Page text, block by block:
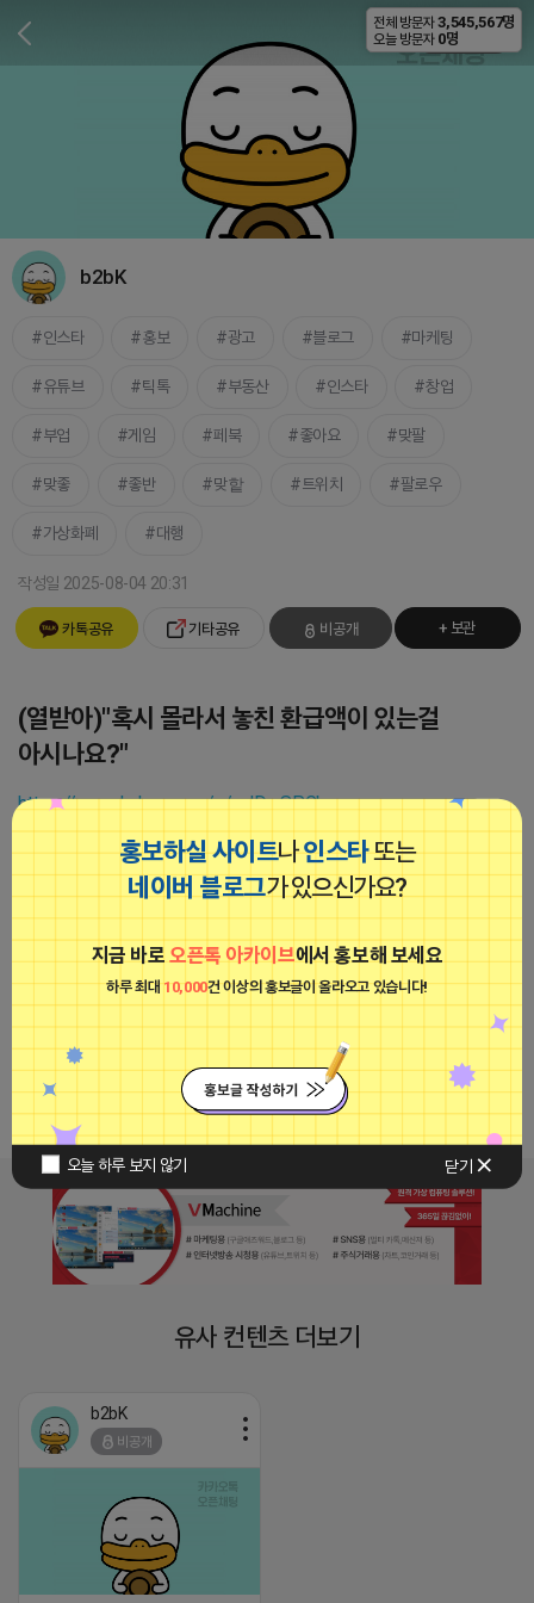
홍보하실 사이트나인스타또는
네이버 블로그가 있으신가요?
지금 바로오픈톡 아카이브에서 홍보해 보세요
하루 최대10,000건 이상의 홍보글이 올라오고 있습니다!
오늘 하루 보지 않기 닫기
비공개
b2bK
인스타 홍보 광고 블로그 마케팅
유튜브 틱톡 부동산 인스타 창업
부업 게임 페북 좋아요 맞팔
맞좋 좋반 맞핱 트위치 팔로우
가상화폐 대행
작성일 2025-08-04 20:31
카톡공유 기타공유 비공개 + 보관
(열받아)"혹시 몰라서 놓친 환급액이 있는걸
아시나요?"
https://open.kakao.com/o/gJDwSPGb
(열받아)"혹시 몰라서 놓친 환급액이 있는걸 아시나요?" (돈)(돈) ☞ 사
업자는 누구나 환급금 조회 가능! ♠ 세액 감면 + 세액 공제 혜택, 간편
하게 확인하세요! ♠ 고용 및 유지 환급금도 지금 바로 확인 가능! ♥
AI 시스템으로 3분 만에 조회 완료! (돈)단돈 1원까지 찾아드립니다!!
♥ 개인사업자 (헨드폰) 법인사업자 (컴퓨터 - 공인인증서)】
↓↓↓↓↓↓↓↓↓↓↓↓https://solution.keytoo.co.kr/?managerID=03817
댓글 0개
유사 컨텐츠 더보기
b2bK
비공개
전체 방문자 3,545,567명
오늘 방문자 0명